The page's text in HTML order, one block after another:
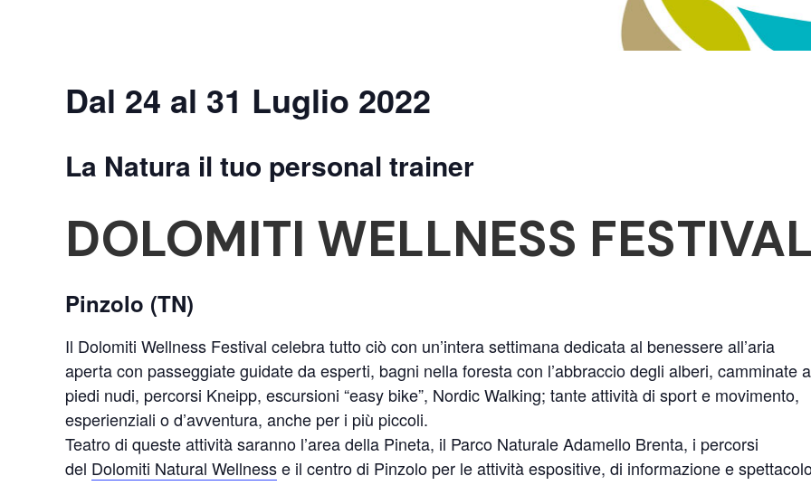
Dal 24 al 31 Luglio 2022
La Natura il tuo personal trainer
DOLOMITI WELLNESS
Pinzolo (TN)
Il Dolomiti Wellness Festival celebra tutto ciò con un’intera settimana dedicata al benessere all’aria
aperta con passeggiate guidate da esperti, bagni nella foresta con l’abbraccio degli alberi, camminate a
piedi nudi, percorsi Kneipp, escursioni “easy bike”, Nordic Walking; tante attività di sport e movimento,
esperienziali o d’avventura, anche per i più piccoli.
Teatro di queste attività saranno l’area della Pineta, il Parco Naturale Adamello Brenta, i percorsi
del Dolomiti Natural Wellnesse il centro di Pinzolo per le attività espositive, di informazione e